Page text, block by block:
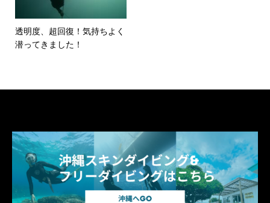
透明度、超回復！気持ちよく
潜ってきました！